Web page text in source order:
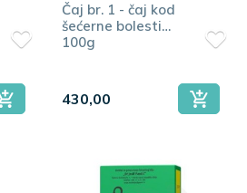
Čaj br. 1 - čaj kod
šećerne bolesti
100g
430,00